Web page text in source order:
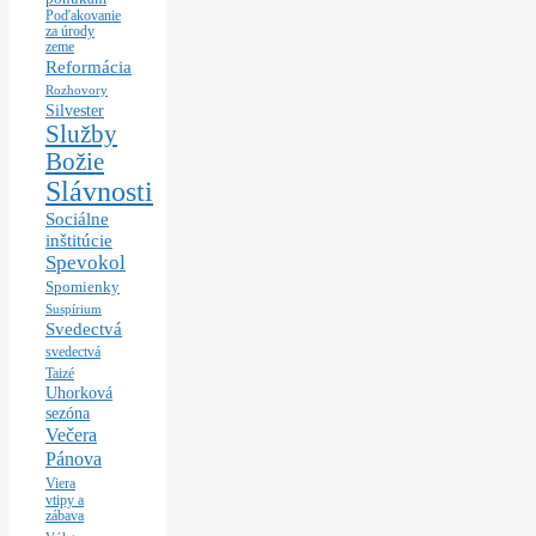
Poďakovanie
za úrody
zeme
Reformácia
Rozhovory
Silvester
Služby
Božie
Slávnosti
Sociálne
inštitúcie
Spevokol
Spomienky
Suspírium
Svedectvá
svedectvá
Taizé
Uhorková
sezóna
Večera
Pánova
Viera
vtipy a
zábava